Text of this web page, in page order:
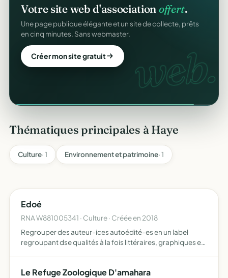
web.
Votre site web d'association offert.
Une page publique élégante et un site de collecte, prêts
en cinq minutes. Sans webmaster.
Créer mon site gratuit
Thématiques principales à Haye
Culture· 1 Environnement et patrimoine· 1
Edoé
RNA W881005341 · Culture · Créée en 2018
Regrouper des auteur-ices autoédité-es en un label
regroupant dse qualités à la fois littéraires, graphiques et
Le Refuge Zoologique D'amahara